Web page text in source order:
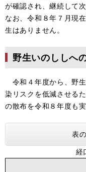
が確認され、継続して
なお、令和８年７月現
生はありません。
野生いのししへ
令和４年度から、野
染リスクを低減させる
の散布を令和８年度も実
表
経